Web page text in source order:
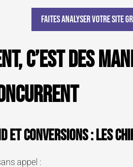
Faites analyser votre site
c’est des
et conversions : les
appel :